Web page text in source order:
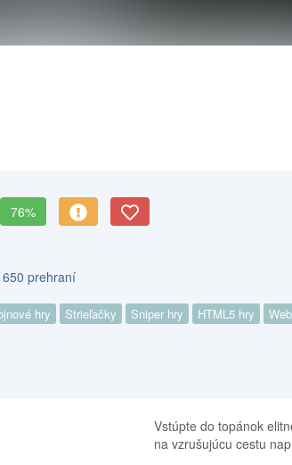
76%
650 prehraní
hry Strieľačky Sniper hry HTML5 hry
Vstúpte do topánok
na vzrušujúcu cestu